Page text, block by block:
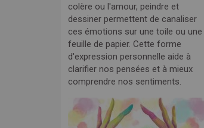
colère ou l'amour, peindre et
dessiner permettent de canaliser
ces émotions sur une toile ou une
feuille de papier. Cette forme
d'expression personnelle aide à
clarifier nos pensées et à mieux
comprendre nos sentiments.